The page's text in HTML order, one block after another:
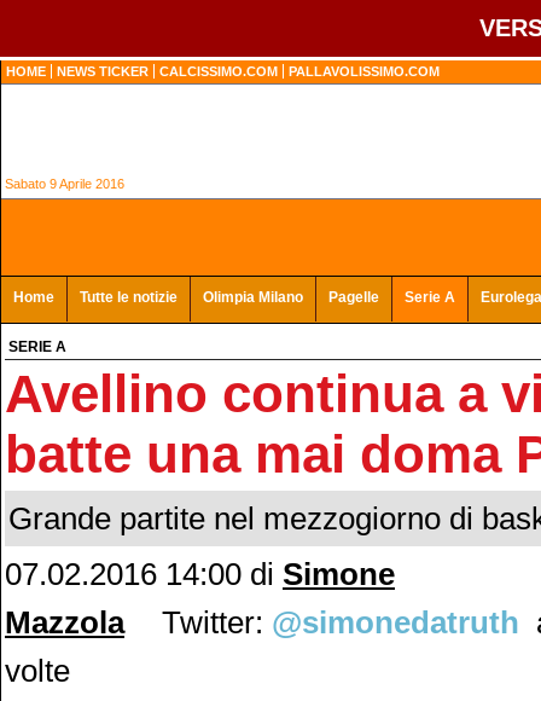
HOME NEWS TICKER CALCISSIMO.COM PALLAVOLISSIMO.COM
Sabato 9 Aprile 2016
Home Tutte le notizie Olimpia Milano Pagelle Serie A Eurolega
SERIE A
Avellino continua a
batte una mai doma
Grande partite nel mezzogiorno di
07.02.2016 14:00 di Simone
Mazzola
Twitter: @simonedatruth
volte